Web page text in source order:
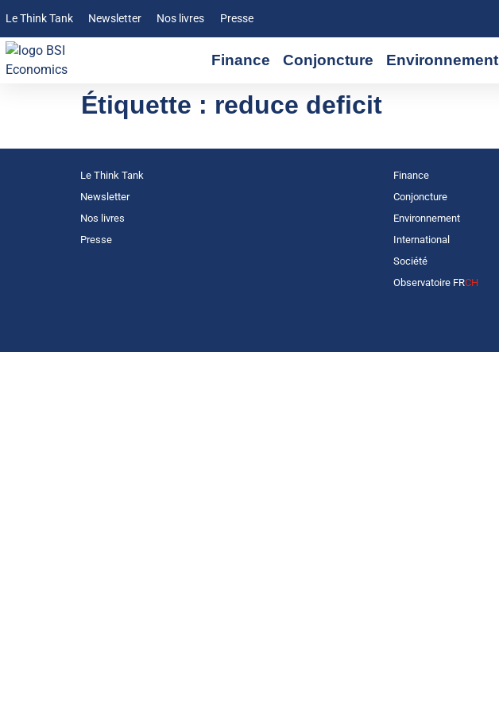
Le Think Tank Newsletter Nos livres Presse
Finance Conjoncture Environnement
Étiquette : reduce deficit
Le Think Tank
Newsletter
Nos livres
Presse
Finance
Conjoncture
Environnement
International
Société
Observatoire FRCH